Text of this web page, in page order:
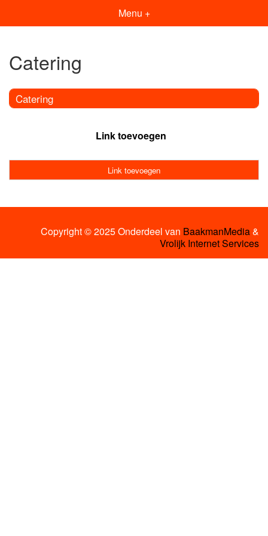
Menu +
Catering
Catering
Link toevoegen
Link toevoegen
Copyright © 2025 Onderdeel van BaakmanMedia&
Vrolijk Internet Services